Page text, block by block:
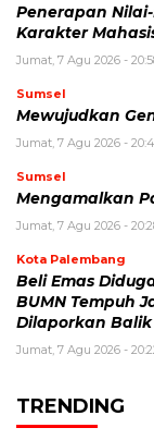
Penerapan
Karakter
Jumat, 7 Agu 2026 -
Sumsel
Mewujudkan
Jumat, 7 Agu 2026 -
Sumsel
Mengamalkan
Jumat, 7 Agu 2026 -
Kota Palembang
Beli Emas
BUMN Tempuh
Dilaporkan Balik
Jumat, 7 Agu 2026 -
TRENDING